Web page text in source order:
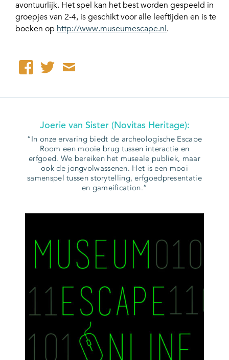
avontuurlijk. Het spel kan het best worden gespeeld in
groepjes van 2-4, is geschikt voor alle leeftijden en is te
boeken op http://www.museumescape.nl.
Joerie van Sister (Novitas Heritage):
In onze ervaring biedt de archeologische Escape
Room een mooie brug tussen interactie en
erfgoed. We bereiken het museale publiek, maar
ook de jongvolwassenen. Het is een mooi
samenspel tussen storytelling, erfgoedpresentatie
en gameification.